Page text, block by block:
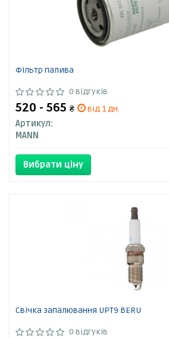
Фільтр палива
0 відгуків
520 - 565 ₴
від 1 дн.
Артикул:
MANN
Вибрати ціну
Свічка запалювання UPT9 BERU
0 відгуків